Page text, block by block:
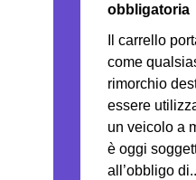
obbligatoria
Il carrello
come
rimorchio
essere
un veicolo a
è oggi
all’obbligo